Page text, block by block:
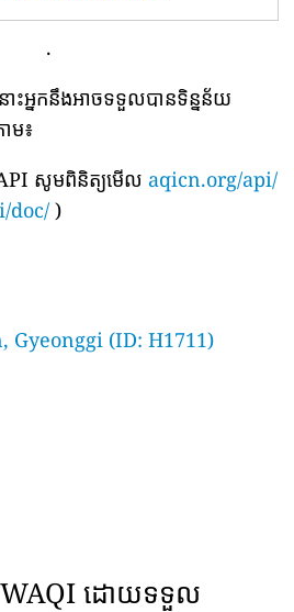
.
ោះអ្នកនឹងអាចទទួលបានទិន្នន័យ
ម៖
សូមពិនិត្យមើល aqicn.org/api/
doc/ )
Gyeonggi (ID: H1711)
WAQI ដោយទទួល